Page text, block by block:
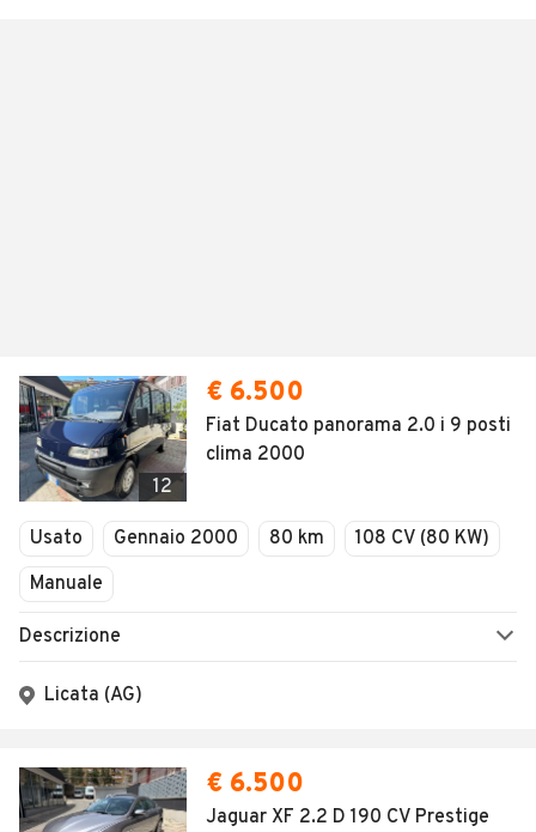
12
€ 6.500
Fiat Ducato panorama 2.0 i 9 posti
clima 2000
Usato Gennaio 2000 80 km
108 CV (80 KW)
Manuale
Descrizione
Licata (AG)
€ 6.500
Jaguar XF 2.2 D 190 CV Prestige